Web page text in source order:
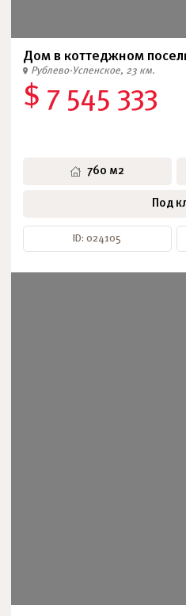
Дом в коттеджном
Рублево-Успенское, 23 км.
$ 7 545 333
760 м2
Под
ID: 024105